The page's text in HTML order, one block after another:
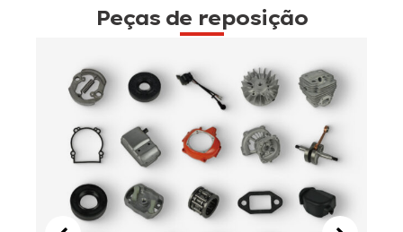
Peças de reposição